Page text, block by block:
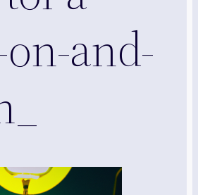
and-